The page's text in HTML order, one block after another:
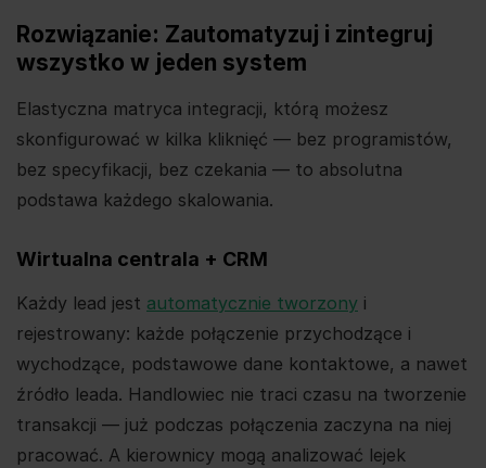
Rozwiązanie: Zautomatyzuj i zintegruj
wszystko w jeden system
Elastyczna matryca integracji, którą możesz
skonfigurować w kilka kliknięć — bez programistów,
bez specyfikacji, bez czekania — to absolutna
podstawa każdego skalowania.
Wirtualna centrala + CRM
Każdy lead jest automatycznie tworzony i
rejestrowany: każde połączenie przychodzące i
wychodzące, podstawowe dane kontaktowe, a nawet
źródło leada. Handlowiec nie traci czasu na tworzenie
transakcji — już podczas połączenia zaczyna na niej
pracować. A kierownicy mogą analizować lejek